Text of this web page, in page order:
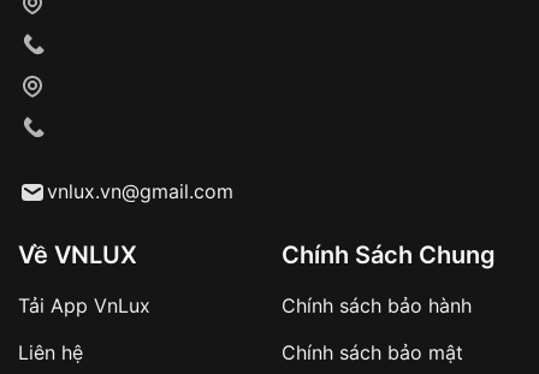
Từ khóa SEO:
sản phẩm đặc biệt
vnlux.vn@gmail.com
Về VNLUX
Tải App VnLux
Liên hệ
Chính Sách Chung
Chính sách bảo hành
Chính sách bảo mật